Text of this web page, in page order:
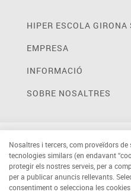
HIPER ESCOLA GIRONA
EMPRESA
INFORMACIÓ
SOBRE NOSALTRES
Nosaltres i tercers, com proveïdors
tecnologies similars (en endavant
protegir els nostres serveis, per a
per a publicar anuncis rellevants.
consentiment o selecciona les